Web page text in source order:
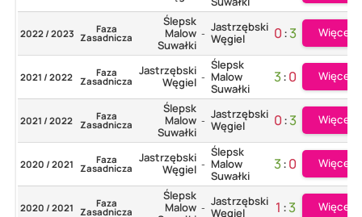
2022 / 2023 Faza
Zasadnicza
Ślepsk
Malow
Suwałki
- Jastrzębski
Węgiel
0:3 Więcej
2021 / 2022 Faza
Zasadnicza
Jastrzębski
Węgiel -
Ślepsk
Malow
Suwałki
3:0 Więcej
2021 / 2022 Faza
Zasadnicza
Ślepsk
Malow
Suwałki
- Jastrzębski
Węgiel
0:3 Więcej
2020 / 2021 Faza
Zasadnicza
Jastrzębski
Węgiel -
Ślepsk
Malow
Suwałki
3:0 Więcej
2020 / 2021 Faza
Zasadnicza
Ślepsk
Malow - Jastrzębski
Węgiel
1 :3 Więcej